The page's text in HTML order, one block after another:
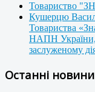
Товариство
Кушерцю
Товариства
НАПН України,
заслуженому
Останні новини